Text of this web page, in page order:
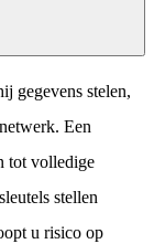
gegevens stelen,
Een
tot volledige
stellen
u risico op